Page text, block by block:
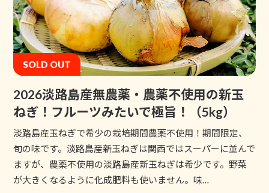
SOLD OUT
2026淡路島産無農薬・農薬不使用の新玉
ねぎ！フルーツみたいで極旨！（5kg）
淡路島産玉ねぎで希少の栽培期間農薬不使用！期間限定、
旬の味です。淡路島産新玉ねぎは関西ではスーパーに並んで
ますが、農薬不使用の淡路島産新玉ねぎは希少です。野菜
が大きくなるように化成肥料も使いません。味…